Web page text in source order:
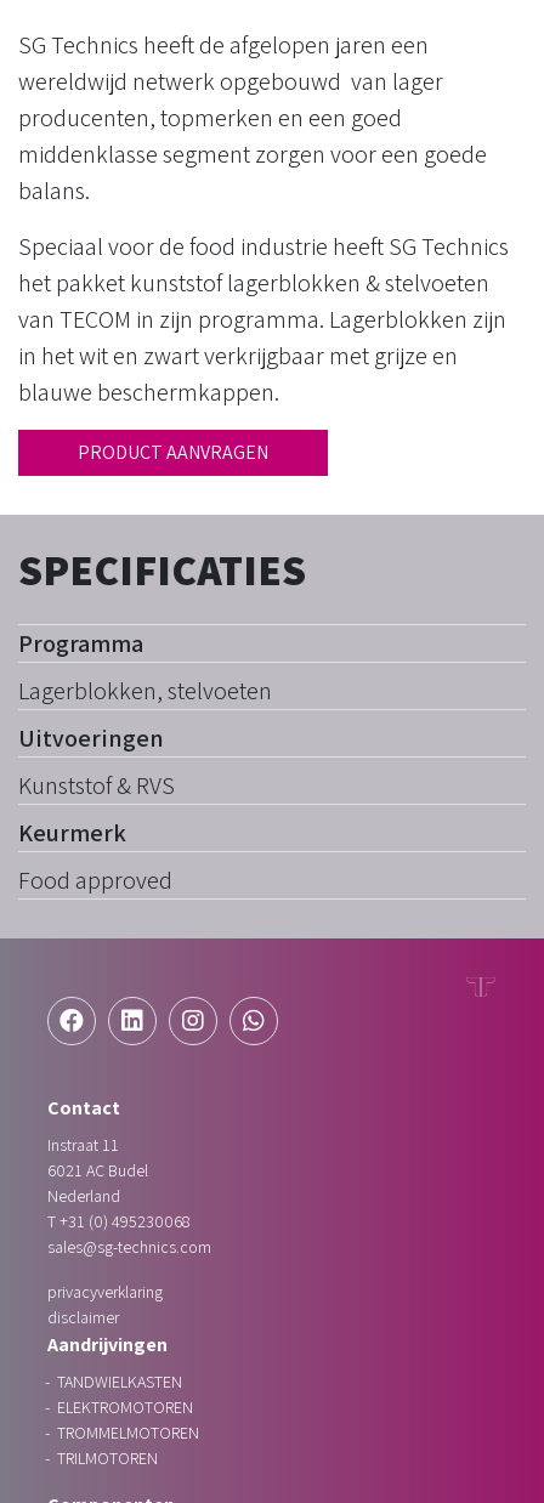
SG Technics heeft de afgelopen jaren een
wereldwijd netwerk opgebouwd van lager
producenten, topmerken en een goed
middenklasse segment zorgen voor een goede
balans.
Speciaal voor de food industrie heeft SG Technics
het pakket kunststof lagerblokken & stelvoeten
van TECOM in zijn programma. Lagerblokken zijn
in het wit en zwart verkrijgbaar met grijze en
blauwe beschermkappen.
PRODUCT AANVRAGEN
SPECIFICATIES
Programma
Lagerblokken, stelvoeten
Uitvoeringen
Kunststof & RVS
Keurmerk
Food approved
Contact
Instraat 11
6021 AC Budel
Nederland
T+31 (0) 495230068
sales@sg-technics.com
privacyverklaring
disclaimer
Aandrijvingen
TANDWIELKASTEN
ELEKTROMOTOREN
TROMMELMOTOREN
TRILMOTOREN